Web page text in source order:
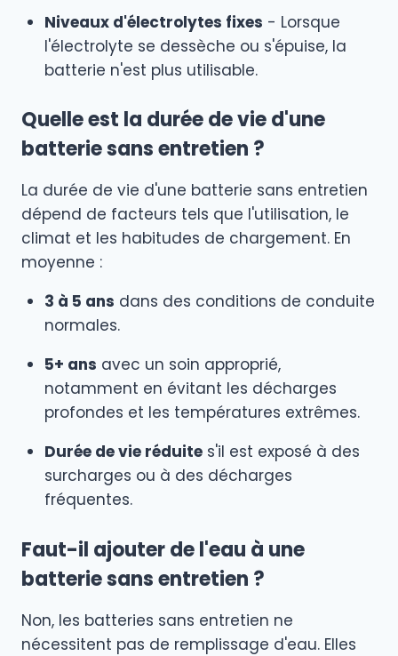
Niveaux d'électrolytes fixes - Lorsque
l'électrolyte se dessèche ou s'épuise, la
batterie n'est plus utilisable.
Quelle est la durée de vie d'une
batterie sans entretien ?
La durée de vie d'une batterie sans entretien
dépend de facteurs tels que l'utilisation, le
climat et les habitudes de chargement. En
moyenne :
3 à 5 ans dans des conditions de conduite
normales.
5+ ans avec un soin approprié,
notamment en évitant les décharges
profondes et les températures extrêmes.
Durée de vie réduites'il est exposé à des
surcharges ou à des décharges
fréquentes.
Faut-il ajouter de l'eau à une
batterie sans entretien ?
Non, les batteries sans entretien ne
nécessitent pas de remplissage d'eau. Elles